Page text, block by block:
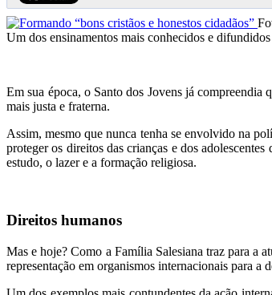
Um dos ensinamentos mais conhecidos e
Em sua época, o Santo dos Jovens já compreendia
mais justa e fraterna.
Assim, mesmo que nunca tenha se envolvido na
proteger os direitos das crianças e dos
estudo, o lazer e a formação religiosa.
Direitos humanos
Mas e hoje? Como a Família Salesiana traz para a
representação em organismos internacionais para a